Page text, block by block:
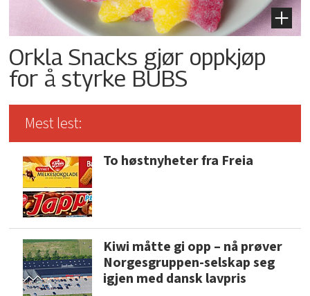
Orkla Snacks gjør oppkjøp
for å styrke BUBS
Mest lest:
To høstnyheter fra Freia
Kiwi måtte gi opp – nå prøver
Norgesgruppen-selskap seg
igjen med dansk lavpris